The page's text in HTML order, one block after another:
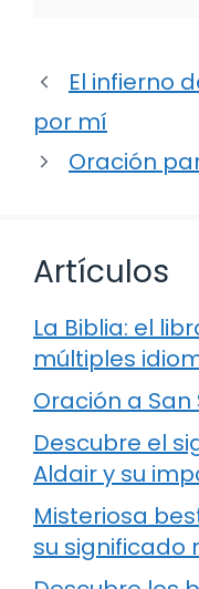
El infierno
por mí
Oración
Artículos
La Biblia: el
múltiples
Oración a
Descubre el
Aldair y su
Misteriosa
su significado